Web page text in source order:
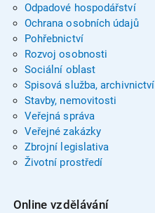
Odpadové hospodářství
Ochrana osobních údajů
Pohřebnictví
Rozvoj osobnosti
Sociální oblast
Spisová služba, archivnictví
Stavby, nemovitosti
Veřejná správa
Veřejné zakázky
Zbrojní legislativa
Životní prostředí
Online vzdělávání